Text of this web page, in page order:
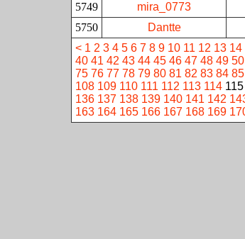
5749
mira_0773
5750
Dantte
< 1 2 3 4 5 6 7 8 9 10 11 12 13 14
40 41 42 43 44 45 46 47 48 49 50
75 76 77 78 79 80 81 82 83 84 85
108 109 110 111 112 113 114 115
136 137 138 139 140 141 142
163 164 165 166 167 168 169